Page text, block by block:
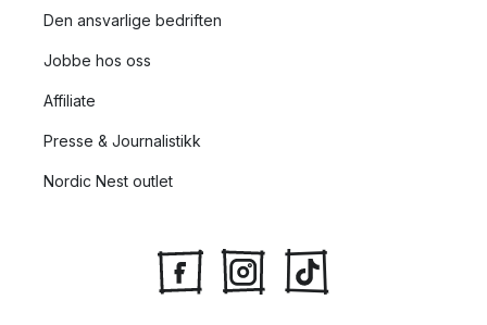
Den ansvarlige bedriften
Jobbe hos oss
Affiliate
Presse & Journalistikk
Nordic Nest outlet